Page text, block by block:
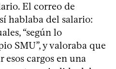
El correo de
hablaba del salario:
“según lo
SMU”, y valoraba que
esos cargos en una